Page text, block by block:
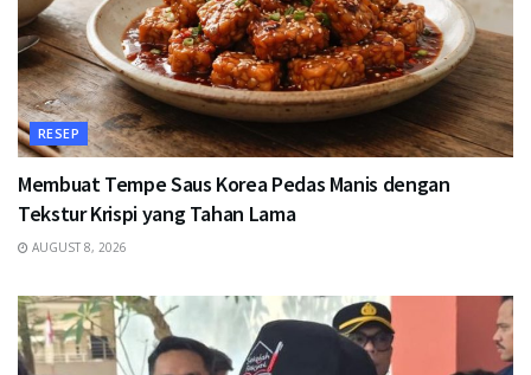
RESEP
Membuat Tempe Saus Korea Pedas Manis dengan
Tekstur Krispi yang Tahan Lama
AUGUST 8, 2026